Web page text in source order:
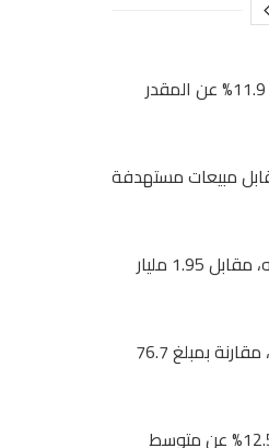
الموازنة التقديرية لعام 2017، مقارنة بأرباح مستهدفة بلغ 920.8 مليون جنيه لعام 2016، بزيادة 11.9% عن المقدر
المستهدفة خلال عام الموازنة تبلغ 4.5 مليار جنيه، بزيادة 43%، مقابل مبيعات مستهدفة
وكشف الموازنة التقديرية لعام 2017، ارتفاع بند تكلفة المبيعات بنسبة 78.5% إلى 3.48 مليار جنيه، مقابل 1.95 مليار
وحددت الشركة 103 ملايين جنيه لغرض الإحلال والتجديد خلال العام المالي المُقبل 2017- 2018، مقارنة بمبلغ 76.7
واعتمدت سيدي كرير الدولار عند 17 جنيه داخل موازنتها الاستثمارية وهو ما يعد انخفاض بنسبة 12.5% عن متوسط